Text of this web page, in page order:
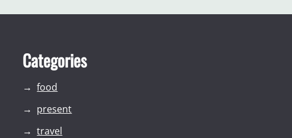
Categories
food
present
travel